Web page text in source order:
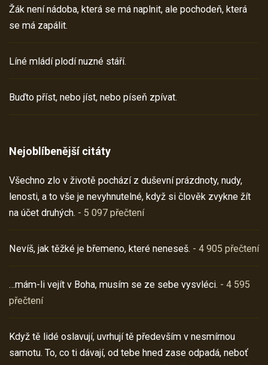
Žák není nádoba, která se má naplnit, ale pochodeň, která
se má zapálit.
Líné mládí plodí nuzné stáří.
Buďto příst, nebo jíst, nebo píseň zpívat.
Nejoblíbenější citáty
Všechno zlo v životě pochází z duševní prázdnoty, nudy,
lenosti, a to vše je nevyhnutelné, když si člověk zvykne žít
na účet druhých. - 5 097 přečtení
Nevíš, jak těžké je břemeno, které neneseš. - 4 905 přečtení
…mám-li vejít v Boha, musím se ze sebe vysvléci. - 4 595
přečtení
Když tě lidé oslavují, uvrhují tě především v nesmírnou
samotu. To, co ti dávají, od tebe hned zase odpadá, neboť